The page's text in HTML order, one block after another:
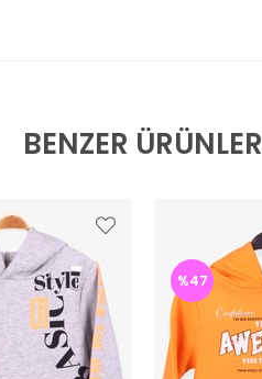
BENZER ÜRÜNLER
%47